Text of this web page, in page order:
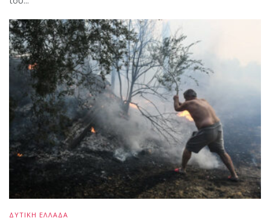
ΔΥΤΙΚΗ ΕΛΛΑΔΑ